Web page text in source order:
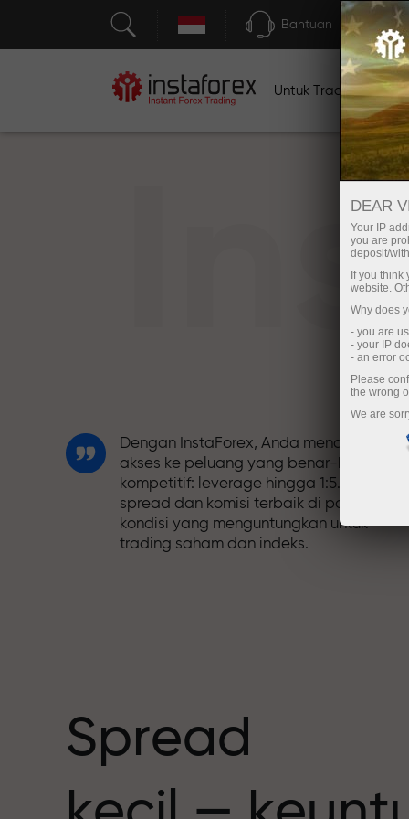
Bantuan
Untuk Traders
Dengan InstaForex, Anda mendapatkan
akses ke peluang yang benar-benar
kompetitif: leverage hingga 1:5.000,
spread dan komisi terbaik di pasar, dan
kondisi yang menguntungkan untuk
trading saham dan indeks.
nilai yang sama. Aleš Loprais
menghadirkan unsur-unsur kecepatan
Spread
DEAR
Your IP
you are
deposit/
If you
website.
Why does
- you are
- your IP
- an error
Please
the wrong
We are